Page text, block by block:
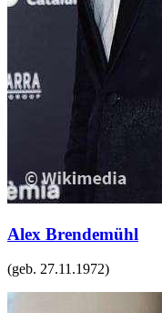
Alex Brendemühl
(geb. 27.11.1972)